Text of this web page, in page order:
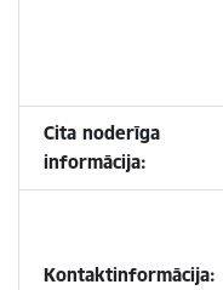
Cita noderīga
informācija:
Kontaktinformācija: